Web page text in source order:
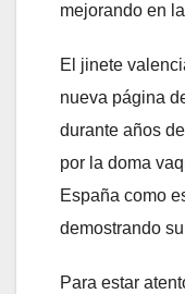
mejorando en
El jinete
nueva página
durante años
por la doma
España como
demostrando
Para estar